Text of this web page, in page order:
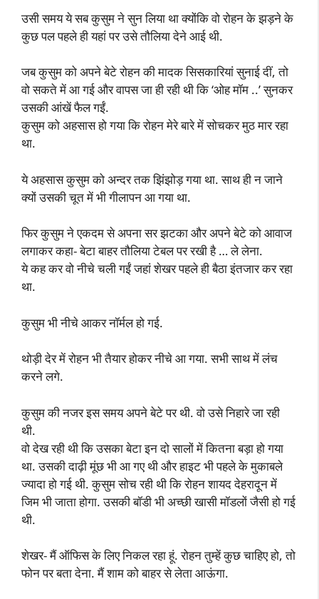
उसी समय ये सब कुसुम ने सुन लिया था क्योंकि वो रोहन के झड़ने के
कुछ पल पहले ही यहां पर उसे तौलिया देने आई थी.
जब कुसुम को अपने बेटे रोहन की मादक सिसकारियां सुनाई दीं, तो
वो सकते में आ गई और वापस जा ही रही थी कि ‘ओह मॉम ..’ सुनकर
उसकी आंखें फैल गईं.
कुसुम को अहसास हो गया कि रोहन मेरे बारे में सोचकर मुठ मार रहा
था.
ये अहसास कुसुम को अन्दर तक झिंझोड़ गया था. साथ ही न जाने
क्यों उसकी चूत में भी गीलापन आ गया था.
फिर कुसुम ने एकदम से अपना सर झटका और अपने बेटे को आवाज
लगाकर कहा- बेटा बाहर तौलिया टेबल पर रखी है … ले लेना.
ये कह कर वो नीचे चली गईं जहां शेखर पहले ही बैठा इंतजार कर रहा
था.
कुसुम भी नीचे आकर नॉर्मल हो गई.
थोड़ी देर में रोहन भी तैयार होकर नीचे आ गया. सभी साथ में लंच
करने लगे.
कुसुम की नजर इस समय अपने बेटे पर थी. वो उसे निहारे जा रही
थी.
वो देख रही थी कि उसका बेटा इन दो सालों में कितना बड़ा हो गया
था. उसकी दाढ़ी मूंछ भी आ गए थी और हाइट भी पहले के मुकाबले
ज्यादा हो गई थी. कुसुम सोच रही थी कि रोहन शायद देहरादून में
जिम भी जाता होगा. उसकी बॉडी भी अच्छी खासी मॉडलों जैसी हो गई
थी.
शेखर- मैं ऑफिस के लिए निकल रहा हूं. रोहन तुम्हें कुछ चाहिए हो, तो
फोन पर बता देना. मैं शाम को बाहर से लेता आऊंगा.